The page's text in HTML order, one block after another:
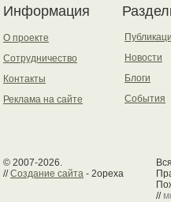
Информация
О проекте
Сотрудничество
Контакты
Реклама на сайте
Новости
Блоги
События
© 2007-2026.
//Создание сайта - 2opexa
//